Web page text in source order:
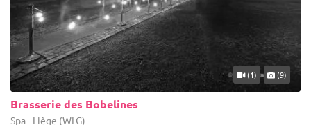
(1) (9)
Brasserie des Bobelines
Spa - Liège (WLG)